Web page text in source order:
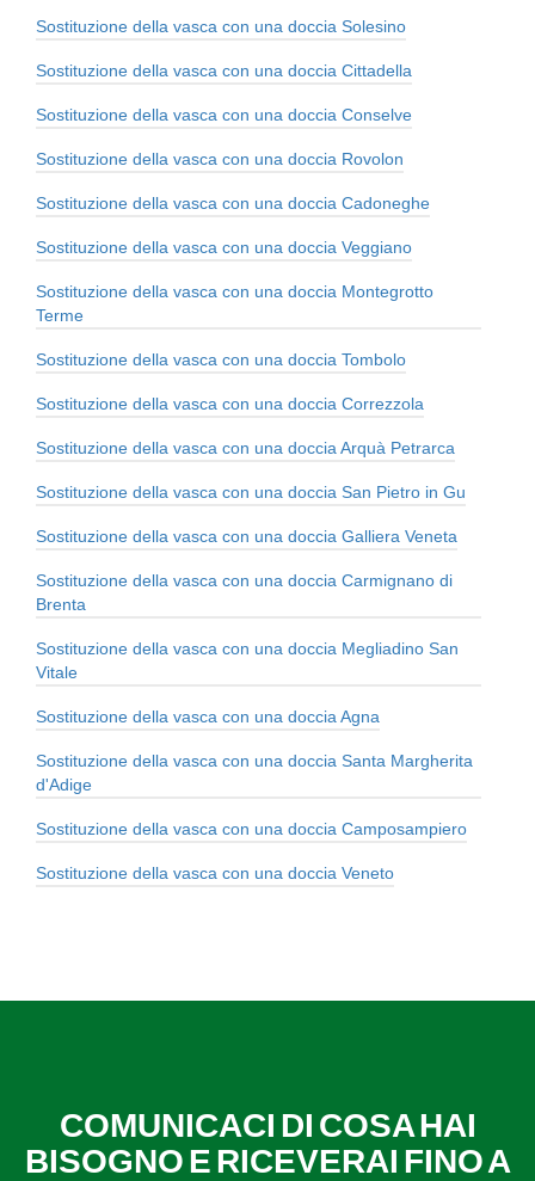
Sostituzione della vasca con una doccia Solesino
Sostituzione della vasca con una doccia Cittadella
Sostituzione della vasca con una doccia Conselve
Sostituzione della vasca con una doccia Rovolon
Sostituzione della vasca con una doccia Cadoneghe
Sostituzione della vasca con una doccia Veggiano
Sostituzione della vasca con una doccia Montegrotto
Terme
Sostituzione della vasca con una doccia Tombolo
Sostituzione della vasca con una doccia Correzzola
Sostituzione della vasca con una doccia Arquà Petrarca
Sostituzione della vasca con una doccia San Pietro in Gu
Sostituzione della vasca con una doccia Galliera Veneta
Sostituzione della vasca con una doccia Carmignano di
Brenta
Sostituzione della vasca con una doccia Megliadino San
Vitale
Sostituzione della vasca con una doccia Agna
Sostituzione della vasca con una doccia Santa Margherita
d'Adige
Sostituzione della vasca con una doccia Camposampiero
Sostituzione della vasca con una doccia Veneto
COMUNICACI DI COSA HAI
BISOGNO E RICEVERAI FINO A